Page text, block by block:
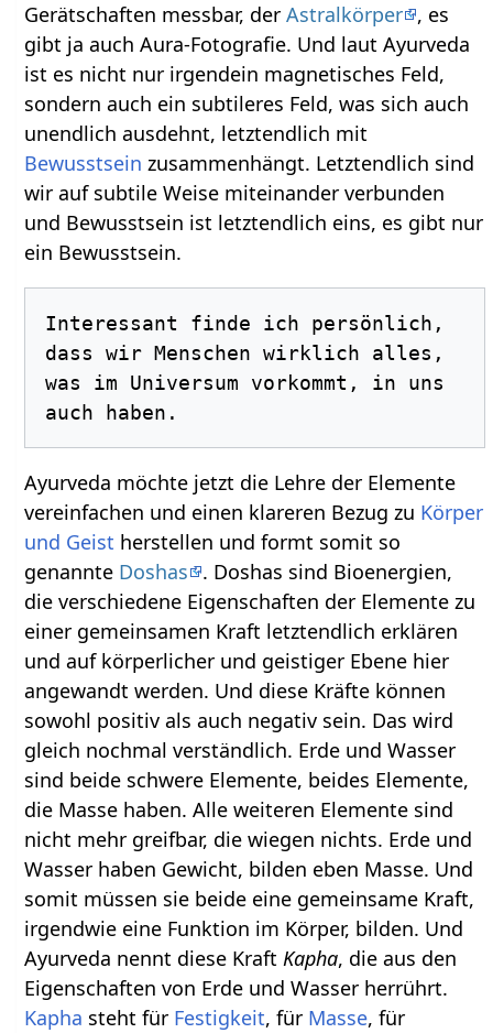
Gerätschaften messbar, derAstralkörper , es
gibt ja auch Aura-Fotografie. Und laut Ayurveda
ist es nicht nur irgendein magnetisches Feld,
sondern auch ein subtileres Feld, was sich auch
unendlich ausdehnt, letztendlich mit
Bewusstsein zusammenhängt. Letztendlich sind
wir auf subtile Weise miteinander verbunden
und Bewusstsein ist letztendlich eins, es gibt nur
ein Bewusstsein.
Interessant finde ich persönlich,
dass wir Menschen wirklich alles,
was im Universum vorkommt, in uns
Ayurveda möchte jetzt die Lehre der Elemente
vereinfachen und einen klareren Bezug zu Körper
und Geist herstellen und formt somit so
genannte Doshas
. Doshas sind Bioenergien,
die verschiedene Eigenschaften der Elemente zu
einer gemeinsamen Kraft letztendlich erklären
und auf körperlicher und geistiger Ebene hier
angewandt werden. Und diese Kräfte können
sowohl positiv als auch negativ sein. Das wird
gleich nochmal verständlich. Erde und Wasser
sind beide schwere Elemente, beides Elemente,
die Masse haben. Alle weiteren Elemente sind
nicht mehr greifbar, die wiegen nichts. Erde und
Wasser haben Gewicht, bilden eben Masse. Und
somit müssen sie beide eine gemeinsame Kraft,
irgendwie eine Funktion im Körper, bilden. Und
Ayurveda nennt diese KraftKapha, die aus den
Eigenschaften von Erde und Wasser herrührt.
Kapha steht für Festigkeit, für Masse, für